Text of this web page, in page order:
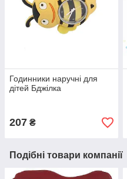
Годинники наручні для
дітей Бджілка
207 ₴
Подібні товари компанії